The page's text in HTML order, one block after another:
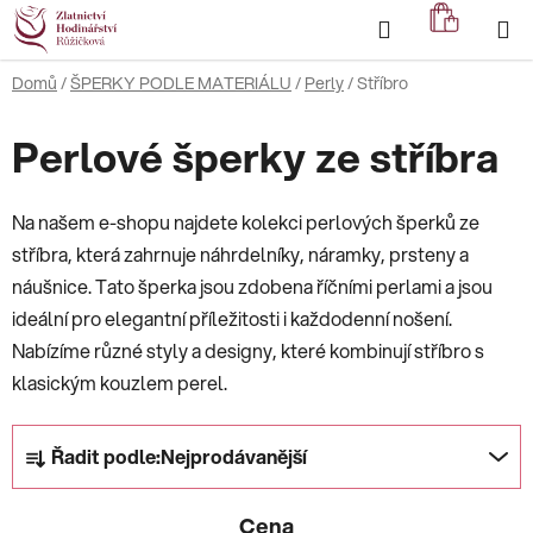
Přejít
na
obsah
Hledat
KOŠÍK
Domů /ŠPERKY PODLE MATERIÁLU / Perly/Stříbro
Perlové šperky ze stříbra
Na našem e-shopu najdete kolekci perlových šperků ze
stříbra, která zahrnuje náhrdelníky, náramky, prsteny a
náušnice. Tato šperka jsou zdobena říčními perlami a jsou
ideální pro elegantní příležitosti i každodenní nošení.
Nabízíme různé styly a designy, které kombinují stříbro s
klasickým kouzlem perel.
Ř
z
Řadit podle:Nejprodávanější
Cena